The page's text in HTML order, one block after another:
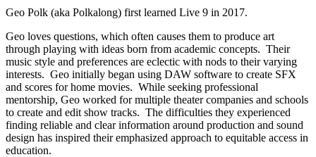
Geo Polk (aka Polkalong) first learned Live 9 in 2017.
Geo loves questions, which often causes them to produce art
through playing with ideas born from academic concepts. Their
music style and preferences are eclectic with nods to their varying
interests. Geo initially began using DAW software to create SFX
and scores for home movies. While seeking professional
mentorship, Geo worked for multiple theater companies and schools
to create and edit show tracks. The difficulties they experienced
finding reliable and clear information around production and sound
design has inspired their emphasized approach to equitable access in
education.